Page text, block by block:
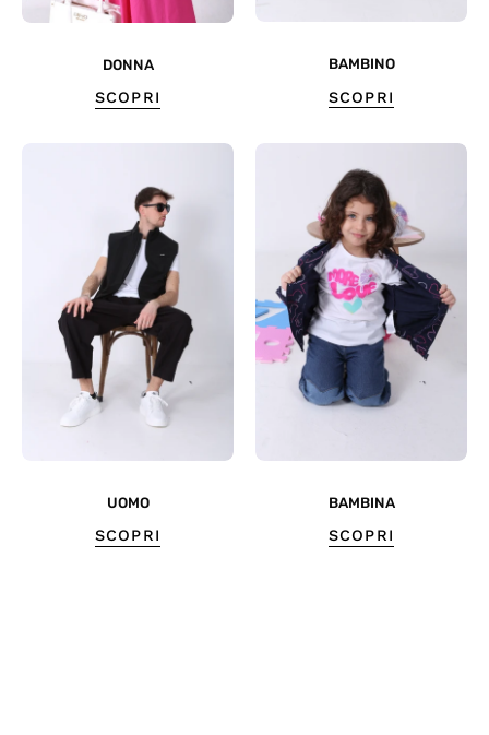
DONNA
SCOPRI
BAMBINO
SCOPRI
UOMO
SCOPRI
BAMBINA
SCOPRI